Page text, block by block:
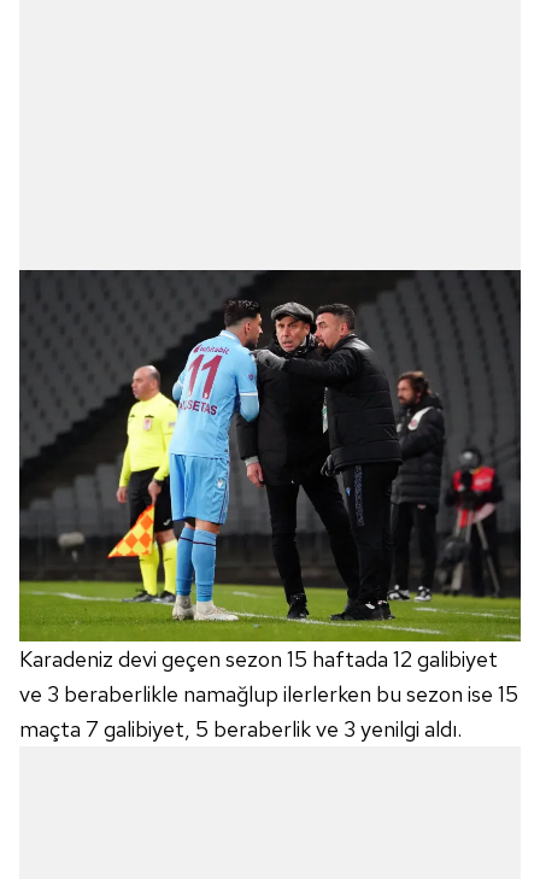
Karadeniz devi geçen sezon 15 haftada 12 galibiyet
ve 3 beraberlikle namağlup ilerlerken bu sezon ise 15
maçta 7 galibiyet, 5 beraberlik ve 3 yenilgi aldı.